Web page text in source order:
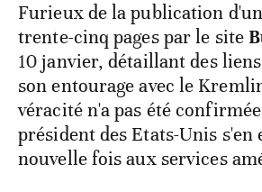
Furieux de la publication
trente-cinq pages par le site
10 janvier, détaillant des
son entourage avec le
véracité n'a pas été
président des Etats-Unis s'en
nouvelle fois aux services